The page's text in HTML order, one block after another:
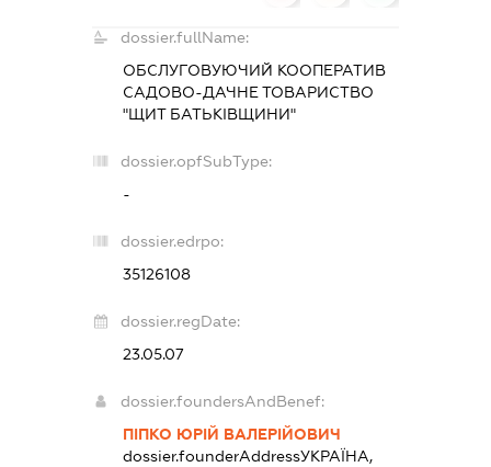
dossier.fullName:
ОБСЛУГОВУЮЧИЙ КООПЕРАТИВ
САДОВО-ДАЧНЕ ТОВАРИСТВО
"ЩИТ БАТЬКІВЩИНИ"
dossier.opfSubType:
-
dossier.edrpo:
35126108
dossier.regDate:
23.05.07
dossier.foundersAndBenef:
ПІПКО ЮРІЙ ВАЛЕРІЙОВИЧ
dossier.founderAddressУКРАЇНА,